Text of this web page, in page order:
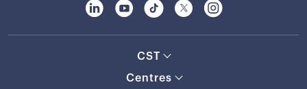
CST
Centres